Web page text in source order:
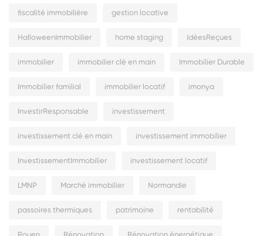
fiscalité immobilière gestion locative
HalloweenImmobilier home staging IdéesReçues
immobilier immobilier clé en main Immobilier Durable
Immobilier familial immobilier locatif imonya
InvestirResponsable investissement
investissement clé en main investissement immobilier
InvestissementImmobilier investissement locatif
LMNP Marché immobilier Normandie
passoires thermiques patrimoine rentabilité